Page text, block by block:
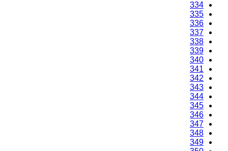
334
335
336
337
338
339
340
341
342
343
344
345
346
347
348
349